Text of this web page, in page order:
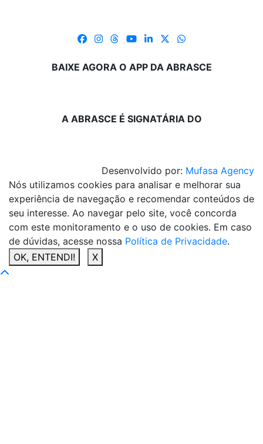
BAIXE AGORA O APP DA ABRASCE
A ABRASCE É SIGNATÁRIA DO
Desenvolvido por: Mufasa Agency
Nós utilizamos cookies para analisar e melhorar sua
experiência de navegação e recomendar conteúdos de
seu interesse. Ao navegar pelo site, você concorda
com este monitoramento e o uso de cookies. Em caso
de dúvidas, acesse nossa Política de Privacidade.
OK, ENTENDI!
X